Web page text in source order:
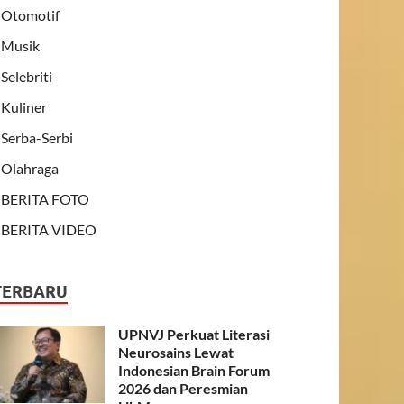
Otomotif
Musik
Selebriti
Kuliner
Serba-Serbi
Olahraga
BERITA FOTO
BERITA VIDEO
UPNVJ Perkuat Literasi
Neurosains Lewat
Indonesian Brain Forum
2026 dan Peresmian